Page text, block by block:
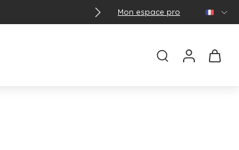
Mon espace pro 🌞